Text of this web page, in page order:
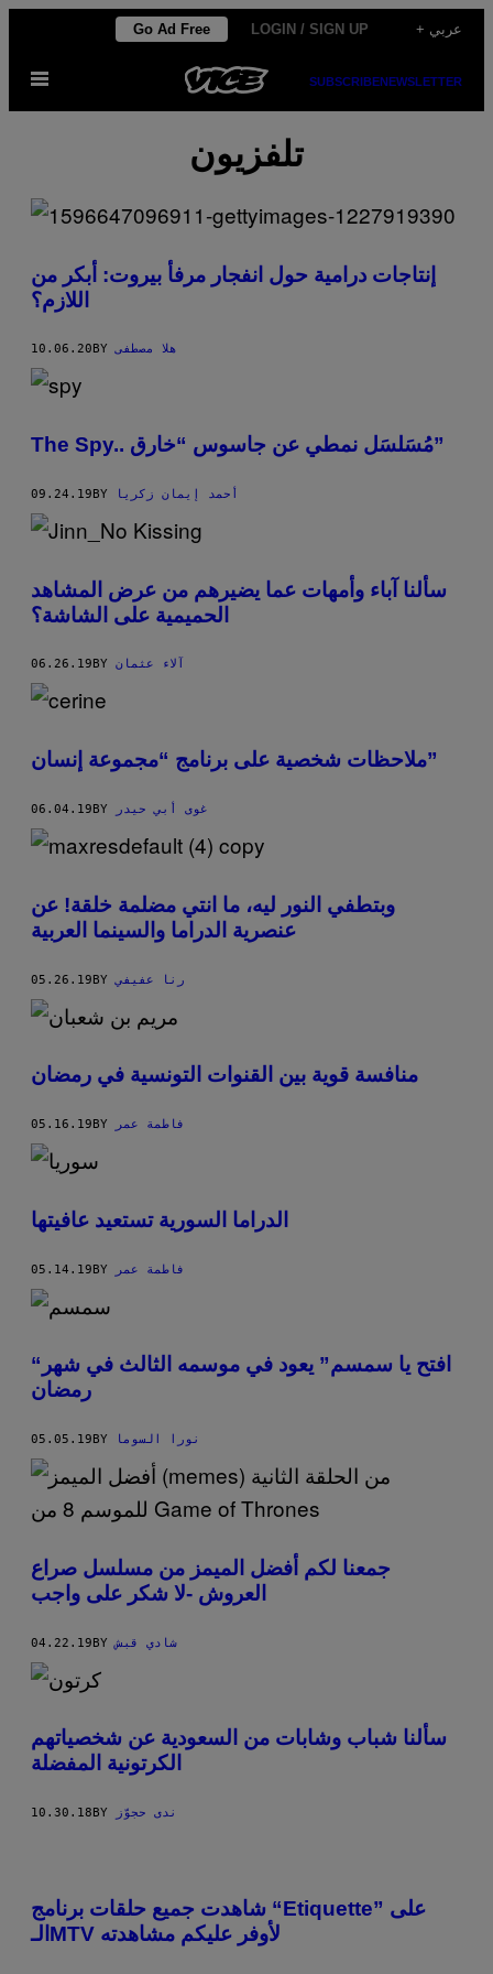
content
Go Ad Free LOGIN / SIGN UP + عربي
Open
SUBSCRIBENEWSLETTER
تلفزيون
إنتاجات درامية حول انفجار مرفأ بيروت: أبكر من
اللازم؟
10.06.20 BYهلا مصطفى
The Spy.. مُسَلسَل نمطي عن جاسوس “خارق”
09.24.19BY أحمد إيمان زكريا
سألنا آباء وأمهات عما يضيرهم من عرض المشاهد
الحميمية على الشاشة؟
06.26.19 BY آلاء عثمان
ملاحظات شخصية على برنامج “مجموعة إنسان”
06.04.19BY غوى أبي حيدر
وبتطفي النور ليه، ما انتي مضلمة خلقة! عن
عنصرية الدراما والسينما العربية
05.26.19BY رنا عفيفي
منافسة قوية بين القنوات التونسية في رمضان
05.16.19 BY فاطمة عمر
الدراما السورية تستعيد عافيتها
05.14.19BY فاطمة عمر
“افتح يا سمسم” يعود في موسمه الثالث في شهر
رمضان
05.05.19 BY نورا السوما
جمعنا لكم أفضل الميمز من مسلسل صراع
العروش -لا شكر على واجب
04.22.19BYشادي قبش
سألنا شباب وشابات من السعودية عن شخصياتهم
الكرتونية المفضلة
10.30.18 BY ندى حجوّز
شاهدت جميع حلقات برنامج “Etiquette” على
الـMTV لأوفر عليكم مشاهدته